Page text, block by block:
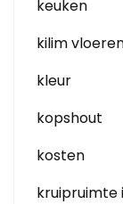
keuken
kilim
kleur
kopshout
kosten
kruipruimte